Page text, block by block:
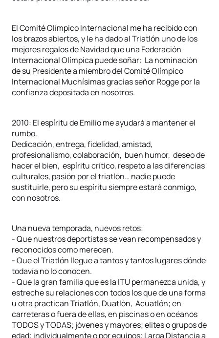
El Comité Olímpico Internacional me ha recibido con
los brazos abiertos, y le ha dado al Triatlón uno de los
mejores regalos de Navidad que una Federación
Internacional Olímpica puede soñar: La nominación
de su Presidente a miembro del Comité Olímpico
Internacional Muchísimas gracias señor Rogge por la
confianza depositada en nosotros.
2010: El espíritu de Emilio me ayudará a mantener el
rumbo.
Dedicación, entrega, fidelidad, amistad,
profesionalismo, colaboración, buen humor, deseo de
hacer el bien, espíritu crítico, respeto a las diferencias
culturales, pasión por el triatlón… nadie puede
sustituirle, pero su espíritu siempre estará conmigo,
con nosotros.
Una nueva temporada, nuevos retos:
- Que nuestros deportistas se vean recompensados y
reconocidos como merecen.
- Que el Triatlón llegue a tantos y tantos lugares dónde
todavía no lo conocen.
- Que la gran familia que es la ITU permanezca unida, y
estreche su relaciones con todos los que de una forma
u otra practican Triatlón, Duatlón, Acuatlón; en
carreteras o fuera de ellas, en piscinas o en océanos
TODOS y TODAS; jóvenes y mayores; elites o grupos de
edad; individualmente o por equipos; Larga Distancia a